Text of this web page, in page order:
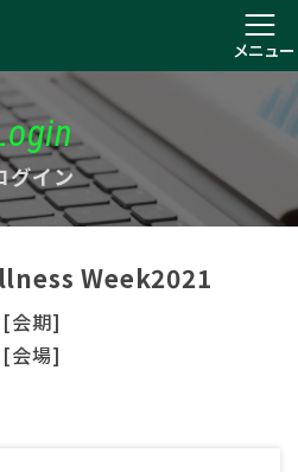
メニュー
グイン
Week2021
[会期]
[会場]